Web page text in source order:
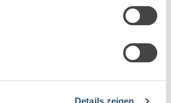
aus
Die Markel Corporation ist ein